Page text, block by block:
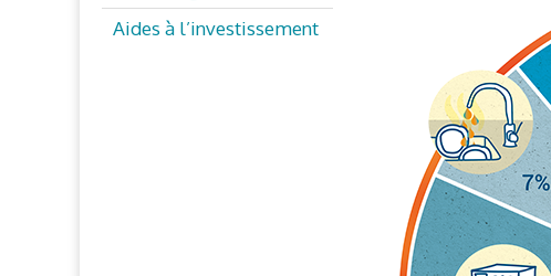
Aides à l’investissement